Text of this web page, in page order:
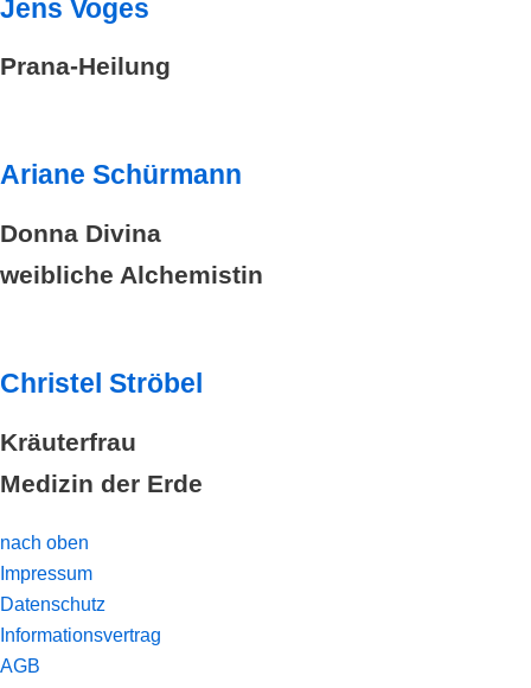
Jens Voges
Prana-Heilung
Ariane Schürmann
Donna Divina
weibliche Alchemistin
Christel Ströbel
Kräuterfrau
Medizin der Erde
nach oben
Impressum
Datenschutz
Informationsvertrag
AGB